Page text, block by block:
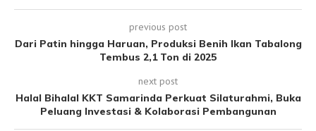
previous post
Dari Patin hingga Haruan, Produksi Benih Ikan Tabalong
Tembus 2,1 Ton di 2025
next post
Halal Bihalal KKT Samarinda Perkuat Silaturahmi, Buka
Peluang Investasi & Kolaborasi Pembangunan